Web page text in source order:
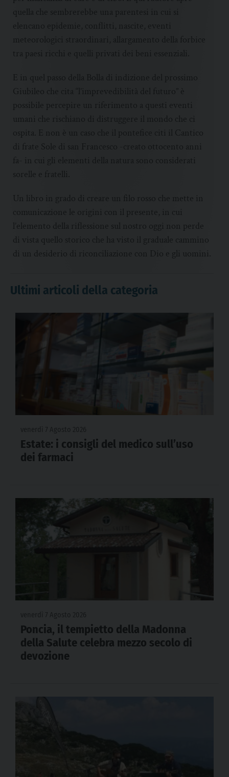
quella che sembrerebbe una parentesi in cui si
elencano epidemie, conflitti, nascite, eventi
meteorologici straordinari, allargamento della forbice
tra paesi ricchi e quelli privati dei beni essenziali.
E in quel passo della Bolla di indizione del prossimo
Giubileo che cita “l’imprevedibilità del futuro” è
possibile percepire un riferimento a questi eventi
umani che rischiano di distruggere il mondo che ci
ospita. E non è un caso che il pontefice citi il Cantico
di frate Sole di san Francesco -creato ottocento anni
fa- in cui gli elementi della natura sono considerati
sorelle e fratelli.
Un libro in grado di creare un filo rosso che mette in
comunicazione le origini con il presente, in cui
l’elemento della riflessione sul nostro oggi non perde
di vista quello storico che ha visto il graduale cammino
di un desiderio di riconciliazione con Dio e gli uomini.
Ultimi articoli della categoria
Estate: i consigli del medico sull’uso
dei farmaci
Poncia, il tempietto della Madonna
della Salute celebra mezzo secolo di
devozione